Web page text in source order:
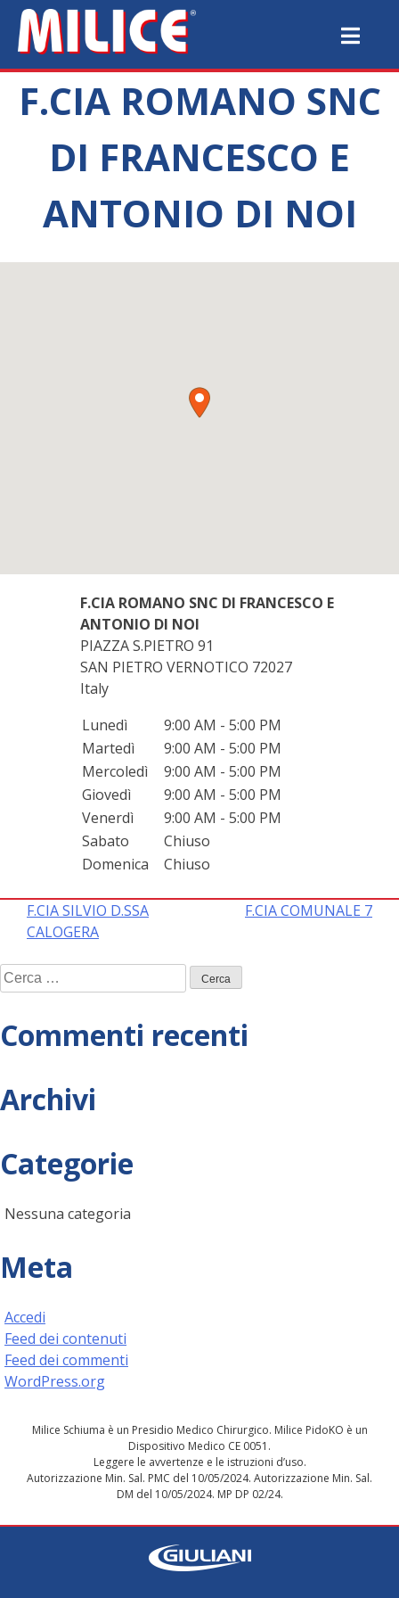
F.CIA ROMANO SNC
DI FRANCESCO E
ANTONIO DI NOI
F.CIA ROMANO SNC DI FRANCESCO E
ANTONIO DI NOI
PIAZZA S.PIETRO 91
SAN PIETRO VERNOTICO 72027
Italy
Lunedì
9:00 AM - 5:00 PM
Martedì
9:00 AM - 5:00 PM
Mercoledì
9:00 AM - 5:00 PM
Giovedì
9:00 AM - 5:00 PM
Venerdì
9:00 AM - 5:00 PM
Sabato
Chiuso
Domenica
Chiuso
Navigazione
articoli
F.CIA SILVIO D.SSA
CALOGERA
F.CIA COMUNALE 7
Ricerca
per:
Commenti recenti
Archivi
Categorie
Nessuna categoria
Meta
Accedi
Feed dei contenuti
Feed dei commenti
WordPress.org
Milice Schiuma è un Presidio Medico Chirurgico. Milice PidoKO è un
Dispositivo Medico CE 0051.
Leggere le avvertenze e le istruzioni d’uso.
Autorizzazione Min. Sal. PMC del 10/05/2024. Autorizzazione Min. Sal.
DM del 10/05/2024. MP DP 02/24.